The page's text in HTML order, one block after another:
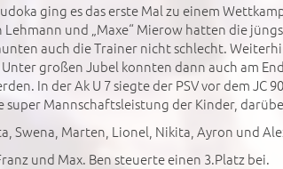
ging es das erste Mal zu einem
Lehmann und „Maxe“ Mierow hatten die
auch die Trainer nicht schlecht.
großen Jubel konnten dann auch am
In der Ak U 7 siegte der PSV vor dem JC
super Mannschaftsleistung der Kinder,
Swena, Marten, Lionel, Nikita, Ayron und
und Max. Ben steuerte einen 3.Platz bei.